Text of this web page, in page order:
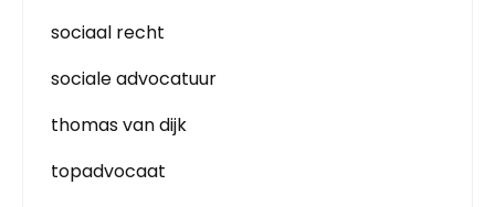
sociaal recht
sociale advocatuur
thomas van dijk
topadvocaat